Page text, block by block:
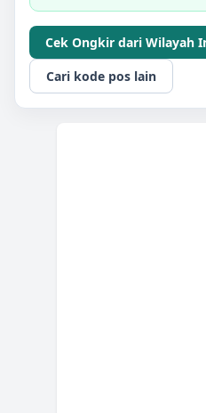
Cek Ongkir dari Wilayah
Cari kode pos lain